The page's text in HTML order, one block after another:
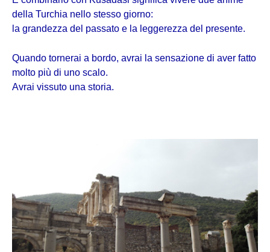
della Turchia nello stesso giorno:
la grandezza del passato e la leggerezza del presente.
Quando tornerai a bordo, avrai la sensazione di aver fatto
molto più di uno scalo.
Avrai vissuto una storia.